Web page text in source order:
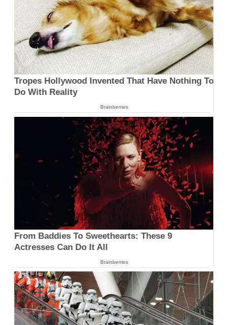
Tropes Hollywood Invented That Have Nothing To
Do With Reality
Brainberries
From Baddies To Sweethearts: These 9
Actresses Can Do It All
Brainberries